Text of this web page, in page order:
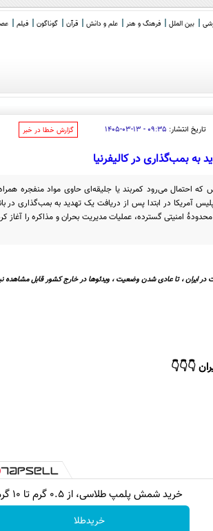
بین الملل فرهنگ و هنر علم و دانش قرآن گوناگون فیلم
تاریخ انتشار: ۰۹:۳۵ - ۱۳-۰۳-۱۴۰۵ ‌گزارش خطا در خبر
به بمب‌گذاری در کالیفرنیا
که احتمال می‌رود کمربند یا جلیقه‌ای حاوی مواد منفجره
آمریکا در ابتدا پس از دریافت یک تهدید به بمب‌گذاری در
امنیتی گسترده، عملیات مدیریت بحران و مذاکره را
در ایران ، تا عادی شدن وضعیت ، ویدئوها در خارج کشور قابل مشاهده
👇👇👇
خرید شمش پلمپ طلاسی، از ۰.۵ گرم تا ۱۰ گرم
خریدطلا